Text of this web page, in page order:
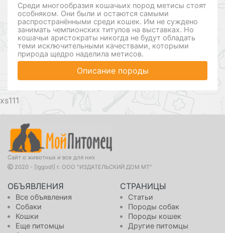
Среди многообразия кошачьих пород метисы стоят
особняком. Они были и остаются самыми
распространёнными среди кошек. Им не суждено
занимать чемпионских титулов на выставках. Но
кошачьи аристократы никогда не будут обладать
теми исключительными качествами, которыми
природа щедро наделила метисов.
Описание породы
111
Сайт о животных и все для них
2020 - [!ggod!] г. ООО "ИЗДАТЕЛЬСКИЙ ДОМ МТ"
ОБЪЯВЛЕНИЯ
Все объявления
Собаки
Кошки
Еще питомцы
СТРАНИЦЫ
Статьи
Породы собак
Породы кошек
Другие питомцы